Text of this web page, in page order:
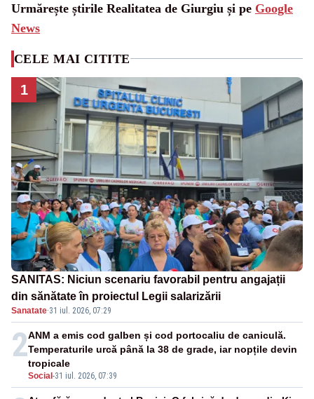
Urmărește știrile Realitatea de Giurgiu și pe Google
News
CELE MAI CITITE
1
SANITAS: Niciun scenariu favorabil pentru angajații
din sănătate în proiectul Legii salarizării
Sanatate·31 iul. 2026, 07:29
2
Social -31 iul. 2026, 07:39
ANM a emis cod galben și cod portocaliu de caniculă.
Temperaturile urcă până la 38 de grade, iar nopțile devin
tropicale